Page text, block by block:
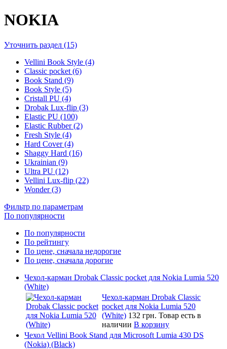
NOKIA
Уточнить раздел (15)
Vellini Book Style (4)
Classic pocket (6)
Book Stand (9)
Book Style (5)
Cristall PU (4)
Drobak Lux-flip (3)
Elastic PU (100)
Elastic Rubber (2)
Fresh Style (4)
Hard Cover (4)
Shaggy Hard (16)
Ukrainian (9)
Ultra PU (12)
Vellini Lux-flip (22)
Wonder (3)
Фильтр по параметрам
По популярности
По популярности
По рейтингу
По цене, сначала недорогие
По цене, сначала дорогие
Чехол-карман Drobak Classic pocket для Nokia Lumia 520
(White)
Чехол-карман Drobak Classic
pocket для Nokia Lumia 520
(White) 132 грн. Товар есть в
наличии В корзину
Чехол Vellini Book Stand для Microsoft Lumia 430 DS
(Nokia) (Black)